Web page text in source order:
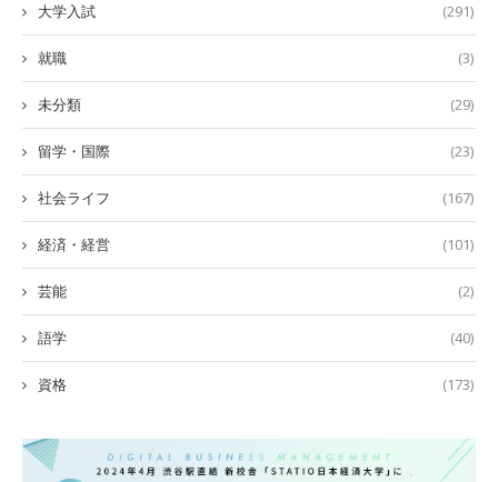
大学入試 (291)
就職 (3)
未分類 (29)
留学・国際 (23)
社会ライフ (167)
経済・経営 (101)
芸能 (2)
語学 (40)
資格 (173)